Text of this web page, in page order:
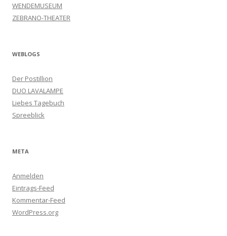
WENDEMUSEUM
ZEBRANO-THEATER
WEBLOGS
Der Postillion
DUO LAVALAMPE
Liebes Tagebuch
Spreeblick
META
Anmelden
Eintrags-Feed
Kommentar-Feed
WordPress.org